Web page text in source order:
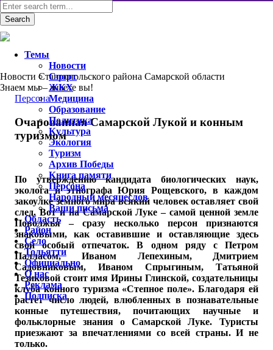
Новости Ставропольского района Самарской области
Знаем мы – знаете вы!
Персона
Очарованная Самарской Лукой и конным
туризмом
По утверждению кандидата биологических наук,
эколога и этнографа Юрия Рощевского, в каждом
закоулке земного мира всякий человек оставляет свой
след. Вот и на Самарской Луке – самой ценной земле
Поволжья – сразу несколько персон признаются
знаковыми, как оставившие и оставляющие здесь
свой особый отпечаток. В одном ряду с Петром
Палласом, Иваном Лепехиным, Дмитрием
Садовниковым, Иваном Спрыгиным, Татьяной
Тезиковой стоит имя Ирины Глинской, создательницы
клуба конного туризма «Степное поле». Благодаря ей
растет число людей, влюбленных в познавательные
конные путешествия, почитающих научные и
фольклорные знания о Самарской Луке. Туристы
приезжают за впечатлениями со всей страны. И не
только.
Темы
Новости
Спорт
ЖКХ
Медицина
Образование
Политика
Культура
Экология
Туризм
Архив Победы
Книга памяти
Персона
Народный месяцеслов
Ваши письма
Область
Район
Село
Тольятти
Официально
О нас
Реклама
Подписка